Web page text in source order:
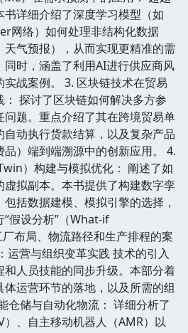
详细介绍了深度学习模型（如
网络）如何处理非结构化数据
天气预报），从而实现更精准的需
时，涵盖了利用AI进行供应商风
战案例。 3. 区块链技术在贸易
探讨了区块链如何解决多方参
问题。重点介绍了其在跨境贸易单
动执行货款结算，以及复杂产品
品）端到端溯源中的创新应用。 4.
）构建与模拟优化： 阐述了如
虚拟副本。本书提供了构建数字孪
括数据建模、模拟引擎的选择，
假设分析”（What-if
布局、物流路径和生产排程的案
运营与组织变革实践 技术的引入
和人员技能的同步升级。本部分着
运营环节的落地，以及所需的组
仓储与自动化物流： 详细分析了
）、自主移动机器人（AMR）以